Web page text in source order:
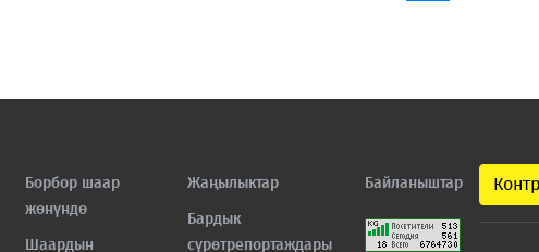
Борбор шаар
жөнүндө
Шаардын
Жаңылыктар
Бардык
сүрөтрепортаждары
Байланыштар